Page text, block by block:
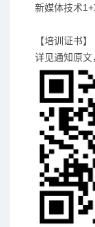
新媒体技术
【培训证书】
详见通知原